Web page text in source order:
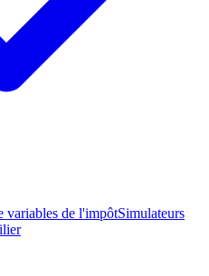
variables de l'impôtSimulateurs